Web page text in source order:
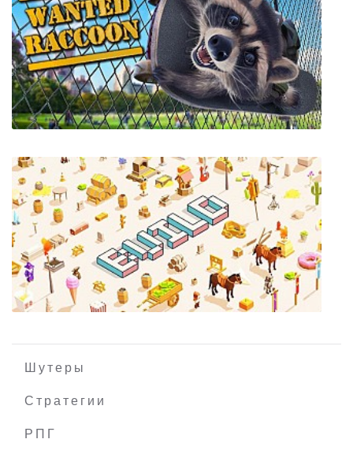
Doctor Who: The Edge of Reality
Wanted Raccoon
Шутеры
Стратегии
РПГ